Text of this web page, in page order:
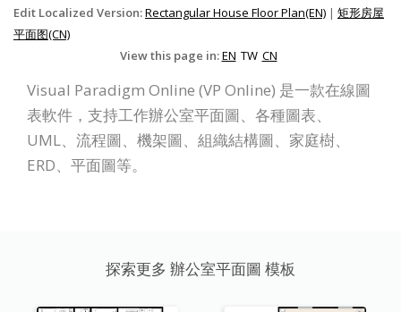
Edit Localized Version:Rectangular House Floor Plan(EN) | 矩形房屋
平面图(CN)
View this page in:EN TW CN
Visual Paradigm Online (VP Online) 是一款在線圖
表軟件，支持工作辦公室平面圖、各種圖表、
UML、流程圖、機架圖、組織結構圖、家庭樹、
ERD、平面圖等。
探索更多 辦公室平面圖 模板